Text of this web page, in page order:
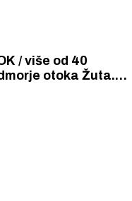
/ više od 40
otoka Žuta.